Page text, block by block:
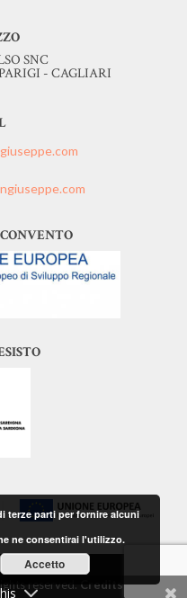
SNC
- CAGLIARI
reserved. Credits
terze parti per fornire alcuni
ne consentirai l'utilizzo.
Accetto